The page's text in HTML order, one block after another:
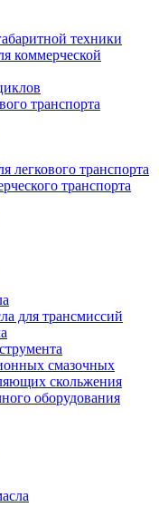
техники
коммерческой
транспорта
легкового транспорта
транспорта
для трансмиссий
смазочных
скольжения
оборудования